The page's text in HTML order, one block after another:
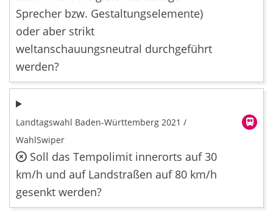
Sprecher bzw. Gestaltungselemente)
oder aber strikt
weltanschauungsneutral durchgeführt
werden?
Landtagswahl Baden-Württemberg 2021 /
WahlSwiper
Soll das Tempolimit innerorts auf 30
km/h und auf Landstraßen auf 80 km/h
gesenkt werden?